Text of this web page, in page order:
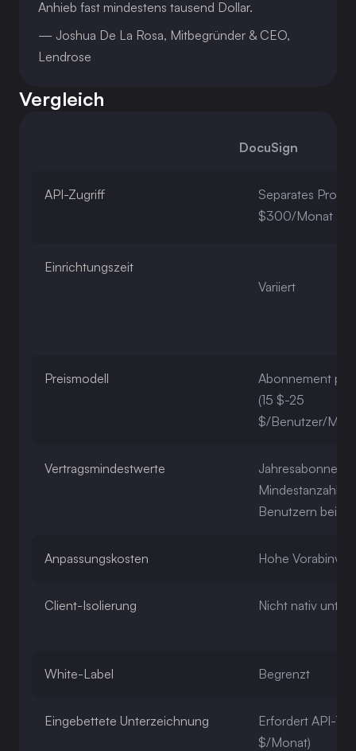
Anhieb fast mindestens tausend Dollar.
— Joshua De La Rosa, Mitbegründer & CEO,
Lendrose
Vergleich
DocuSign
API-Zugriff
Separates
$300/Monat
Einrichtungszeit
Variiert
Preismodell
Abonnement
(15 $-25
$/Benutzer/
Vertragsmindestwerte
Mindestanzahl
Benutzern bei
Anpassungskosten Hohe
Client-Isolierung Nicht nativ
White-Label Begrenzt
Eingebettete Unterzeichnung
Erfordert API-
$/Monat)